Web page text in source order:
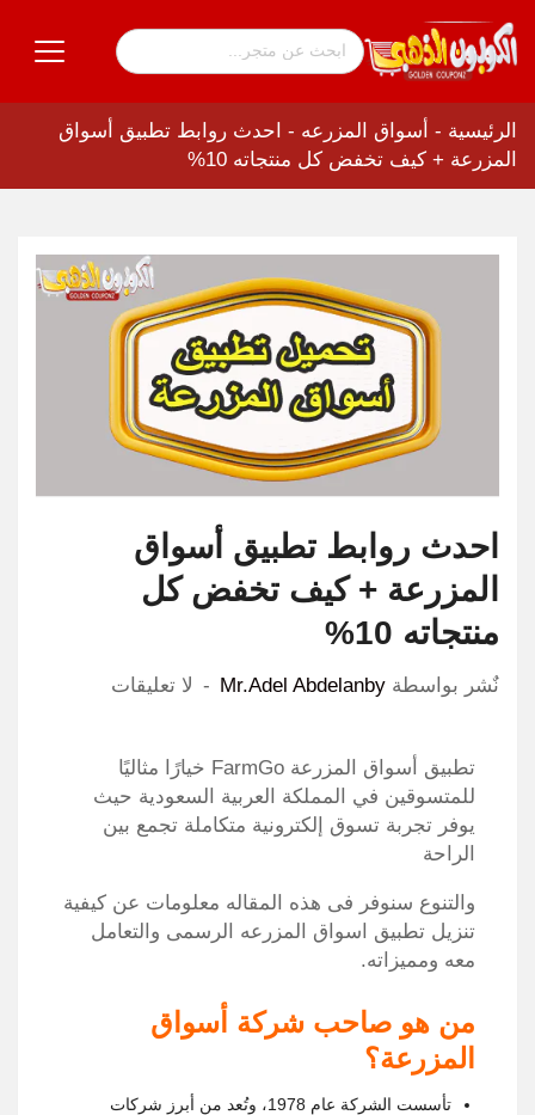
الرئيسية - أسواق المزرعه - احدث روابط تطبيق أسواق
المزرعة + كيف تخفض كل منتجاته 10%
احدث روابط تطبيق أسواق
المزرعة + كيف تخفض كل
منتجاته 10%
نٌشر بواسطة Mr.Adel Abdelanby لا تعليقات
تطبيق أسواق المزرعة FarmGo خيارًا مثاليًا
للمتسوقين في المملكة العربية السعودية حيث
يوفر تجربة تسوق إلكترونية متكاملة تجمع بين
الراحة
والتنوع سنوفر فى هذه المقاله معلومات عن كيفية
تنزيل تطبيق اسواق المزرعه الرسمى والتعامل
معه ومميزاته.
من هو صاحب شركة أسواق
المزرعة؟
تأسست الشركة عام 1978، وتُعد من أبرز شركات